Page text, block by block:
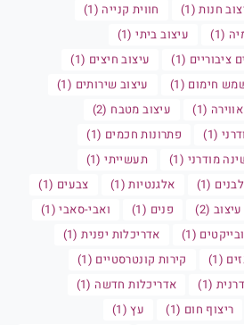
חנות (1)
חווית קנייה (1)
(1)
עיצוב ביתי (1)
ציבוריים (1)
עיצוב חיצים (1)
חימום (1)
עיצוב שירותים (1)
אווירה (1)
עיצוב מטבח (2)
(1)
פתרונות חכמים (1)
מודרני (1)
תעשייתי (1)
(1) אלגנטיות (1)
צבעים (1)
עיצוב (2) פנים (1)
ואבי-סאבי (1)
(1)
אדריכלות יפנית (1)
(1)
קירות קונטרסטיים (1)
(1)
אדריכלות חדשה (1)
ריצוף חום (1)
עץ (1)